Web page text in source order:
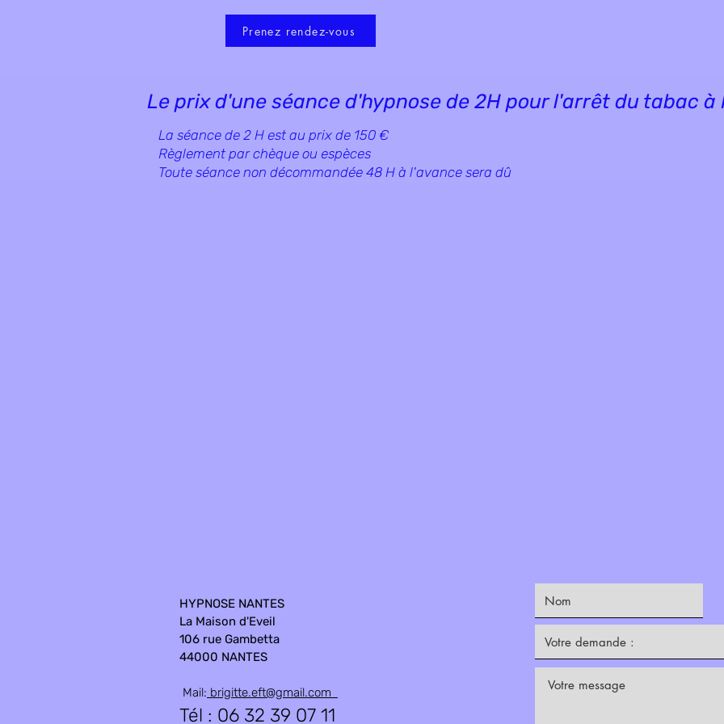
Prenez rendez-vous
Le prix d'une séance d'hypnose de 2H pour l'arrêt du tabac à
La séance de 2 H est au prix de 150 €
Règlement par chèque ou espèces
Toute séance non décommandée 48 H à l'avance sera dû
HYPNOSE NANTES
La Maison d'Eveil
106 rue Gambetta
44000 NANTES
Mail: brigitte.eft@gmail.com
Tél : 06 32 39 07 11